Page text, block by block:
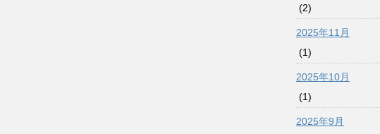
(2)
2025年11月
(1)
2025年10月
(1)
2025年9月